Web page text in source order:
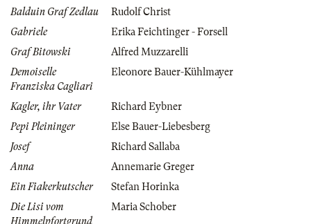
Balduin Graf Zedlau
Rudolf Christ
Gabriele
Erika Feichtinger - Forsell
Graf Bitowski
Alfred Muzzarelli
Demoiselle
Franziska Cagliari
Eleonore Bauer-Kühlmayer
Kagler, ihr Vater
Richard Eybner
Pepi Pleininger
Else Bauer-Liebesberg
Josef
Richard Sallaba
Anna
Annemarie Greger
Ein Fiakerkutscher
Stefan Horinka
Die Lisi vom
Himmelpfortgrund
Maria Schober